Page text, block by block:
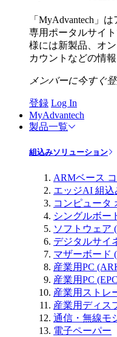
「MyAdvantech」
専用ポータルサイ
様には新製品、オ
カウントなどの情
メンバーに今すぐ登
登録 Log In
MyAdvantech
製品一覧
組込みソリューション
ARMベース
エッジAI 組込
コンピュータ
シングルボー
ソフトウェア
デジタルサイ
マザーボード
産業用PC
産業用PC
産業用ストレ
産業用ディス
通信・無線モ
電子ペーパー